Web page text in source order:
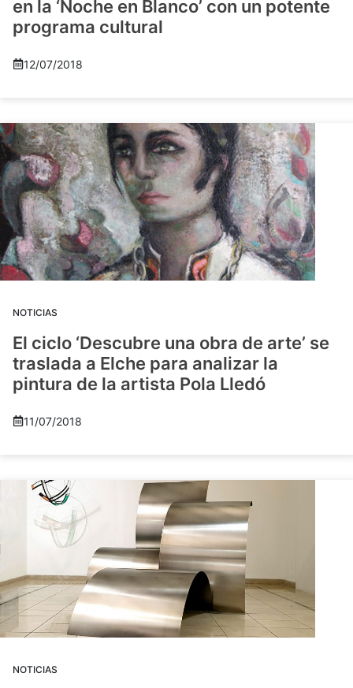
en la ‘Noche en Blanco’ con un potente
programa cultural
12/07/2018
NOTICIAS
El ciclo ‘Descubre una obra de arte’ se
traslada a Elche para analizar la
pintura de la artista Pola Lledó
11/07/2018
NOTICIAS